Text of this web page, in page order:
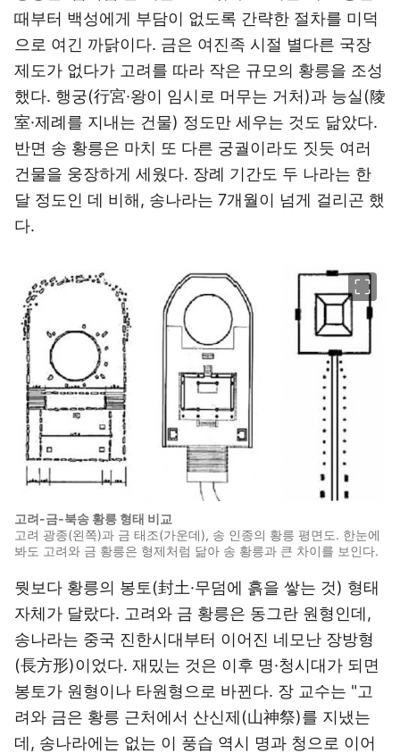
때부터 백성에게 부담이 없도록 간략한 절차를 미덕
으로 여긴 까닭이다. 금은 여진족 시절 별다른 국장
제도가 없다가 고려를 따라 작은 규모의 황릉을 조성
했다. 행궁(行宮·왕이 임시로 머무는 거처)과 능실(陵
室·제례를 지내는 건물) 정도만 세우는 것도 닮았다.
반면 송 황릉은 마치 또 다른 궁궐이라도 짓듯 여러
건물을 웅장하게 세웠다. 장례 기간도 두 나라는 한
달 정도인 데 비해, 송나라는 7개월이 넘게 걸리곤 했
다.
고려-금-북송 황릉 형태 비교
고려 광종(왼쪽)과 금 태조(가운데), 송 인종의 황릉 평면도. 한눈에
봐도 고려와 금 황릉은 형제처럼 닮아 송 황릉과 큰 차이를 보인다.
뭣보다 황릉의 봉토(封土·무덤에 흙을 쌓는 것) 형태
자체가 달랐다. 고려와 금 황릉은 동그란 원형인데,
송나라는 중국 진한시대부터 이어진 네모난 장방형
(長方形)이었다. 재밌는 것은 이후 명·청시대가 되면
봉토가 원형이나 타원형으로 바뀐다. 장 교수는 "고
려와 금은 황릉 근처에서 산신제(山神祭)를 지냈는
데, 송나라에는 없는 이 풍습 역시 명과 청으로 이어